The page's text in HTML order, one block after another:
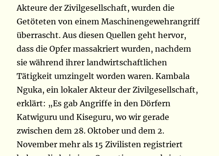
Akteure der Zivilgesellschaft, wurden die
Getöteten von einem Maschinengewehrangriff
überrascht. Aus diesen Quellen geht hervor,
dass die Opfer massakriert wurden, nachdem
sie während ihrer landwirtschaftlichen
Tätigkeit umzingelt worden waren. Kambala
Nguka, ein lokaler Akteur der Zivilgesellschaft,
erklärt: „Es gab Angriffe in den Dörfern
Katwiguru und Kiseguru, wo wir gerade
zwischen dem 28. Oktober und dem 2.
November mehr als 15 Zivilisten registriert